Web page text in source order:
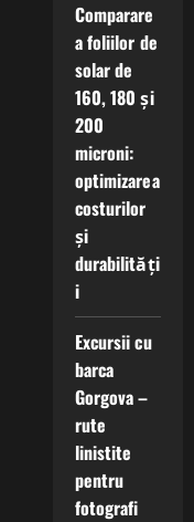
Comparare
a foliilor de
solar de
160, 180 și
200
microni:
optimizarea
costurilor
și
durabilități
i
Excursii cu
barca
Gorgova –
rute
linistite
pentru
fotografi